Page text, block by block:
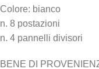
Colore: bianco
n. 8 postazioni
n. 4 pannelli divisori
BENE DI